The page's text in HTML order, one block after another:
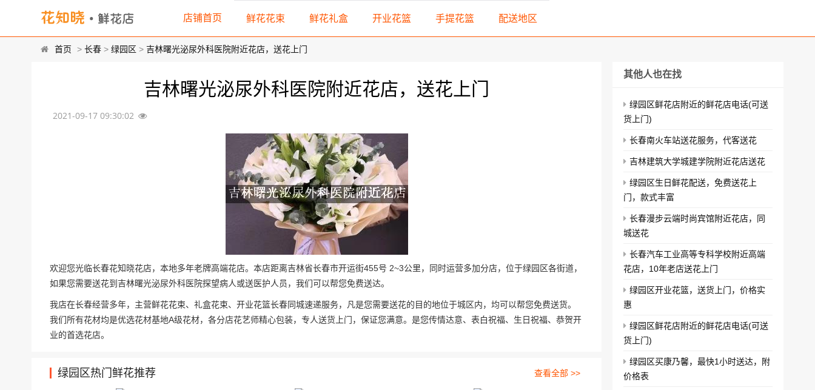
店铺首页 鲜花花束 鲜花礼盒 开业花篮 手提花篮 配送地区
首页 > 长春 > 绿园区 > 吉林曙光泌尿外科医院附近花店，送花上门
吉林曙光泌尿外科医院附近花店，送花上门
2021-09-17 09:30:02
欢迎您光临长春花知晓花店，本地多年老牌高端花店。本店距离吉林省长春市开运街455号 2~3公里，同时运营多加分店，位于绿园区各街道，
如果您需要送花到吉林曙光泌尿外科医院探望病人或送医护人员，我们可以帮您免费送达。
我店在长春经营多年，主营鲜花花束、礼盒花束、开业花篮长春同城速递服务，凡是您需要送花的目的地位于城区内，均可以帮您免费送货。
我们所有花材均是优选花材基地A级花材，各分店花艺师精心包装，专人送货上门，保证您满意。是您传情达意、表白祝福、生日祝福、恭贺开
业的首选花店。
绿园区热门鲜花推荐 查看全部 >>
其他人也在找
绿园区鲜花店附近的鲜花店电话(可送
货上门)
长春南火车站送花服务，代客送花
吉林建筑大学城建学院附近花店送花
绿园区生日鲜花配送，免费送花上
门，款式丰富
长春漫步云端时尚宾馆附近花店，同
城送花
长春汽车工业高等专科学校附近高端
花店，10年老店送花上门
绿园区开业花篮，送货上门，价格实
惠
绿园区鲜花店附近的鲜花店电话(可送
货上门)
绿园区买康乃馨，最快1小时送达，附
价格表